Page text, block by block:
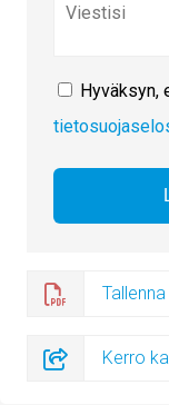
Hyväksyn,
Kerro